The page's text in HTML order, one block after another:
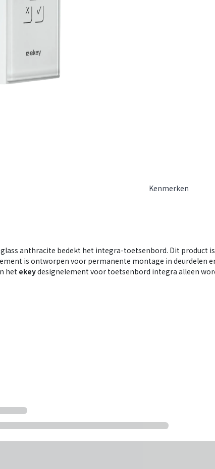
Kenmerken
anthracite bedekt het integra-toetsenbord. Dit product
is ontworpen voor permanente montage in deurdelen
het ekeydesignelement voor toetsenbord integra alleen